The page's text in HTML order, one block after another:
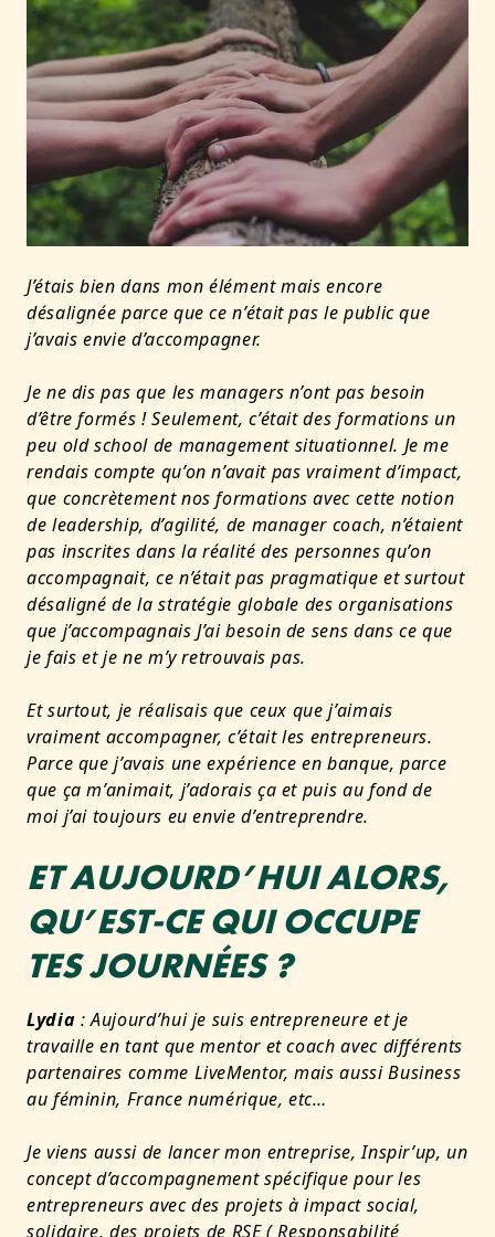
J’étais bien dans mon élément mais encore
désalignée parce que ce n’était pas le public que
j’avais envie d’accompagner.
Je ne dis pas que les managers n’ont pas besoin
d’être formés ! Seulement, c’était des formations un
peu old school de management situationnel. Je me
rendais compte qu’on n’avait pas vraiment d’impact,
que concrètement nos formations avec cette notion
de leadership, d’agilité, de manager coach, n’étaient
pas inscrites dans la réalité des personnes qu’on
accompagnait, ce n’était pas pragmatique et surtout
désaligné de la stratégie globale des organisations
que j’accompagnais J’ai besoin de sens dans ce que
je fais et je ne m’y retrouvais pas.
Et surtout, je réalisais que ceux que j’aimais
vraiment accompagner, c’était les entrepreneurs.
Parce que j’avais une expérience en banque, parce
que ça m’animait, j’adorais ça et puis au fond de
moi j’ai toujours eu envie d’entreprendre.
ET AUJOURD’HUI ALORS,
QU’EST-CE QUI OCCUPE
TES JOURNÉES ?
Lydia : Aujourd’hui je suis entrepreneure et je
travaille en tant que mentor et coach avec différents
partenaires comme LiveMentor, mais aussi Business
au féminin, France numérique, etc…
Je viens aussi de lancer mon entreprise, Inspir’up, un
concept d’accompagnement spécifique pour les
entrepreneurs avec des projets à impact social,
solidaire, des projets de RSE ( Responsabilité